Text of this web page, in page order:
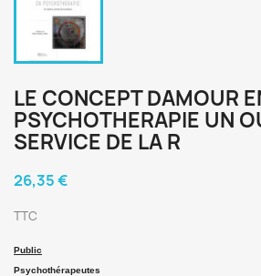
LE CONCEPT DAMOUR
PSYCHOTHERAPIE UN
SERVICE DE LA R
26,35 €
TTC
Public
Psychothérapeutes